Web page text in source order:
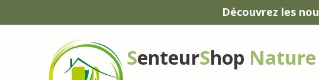
Découvrez les
SenteurShop Nature